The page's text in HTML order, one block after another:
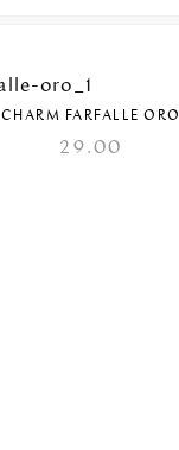
CHARM FARFALLE ORO
29.00